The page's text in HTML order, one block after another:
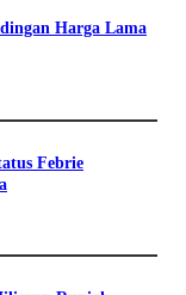
Harga Lama
Febrie